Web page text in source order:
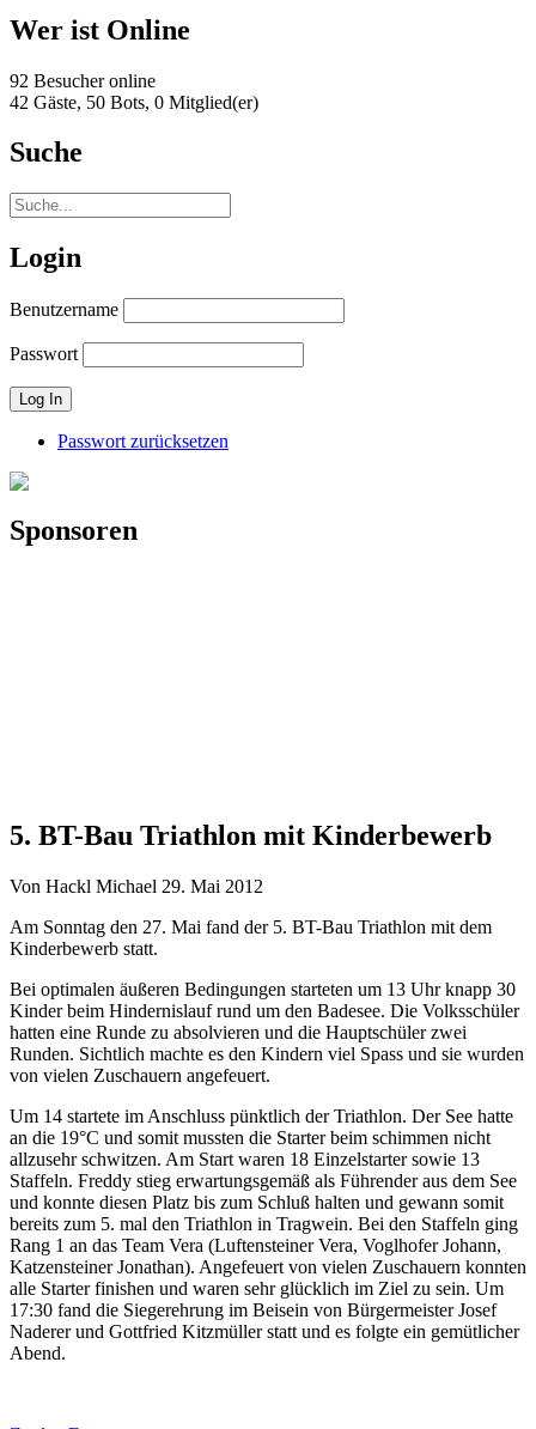
Wer ist Online
92 Besucher online
42 Gäste, 50 Bots, 0 Mitglied(er)
Suche
Login
Benutzername
Passwort
Passwort zurücksetzen
Sponsoren
5. BT-Bau Triathlon mit Kinderbewerb
Von Hackl Michael 29. Mai 2012
Am Sonntag den 27. Mai fand der 5. BT-Bau Triathlon mit dem
Kinderbewerb statt.
Bei optimalen äußeren Bedingungen starteten um 13 Uhr knapp 30
Kinder beim Hindernislauf rund um den Badesee. Die Volksschüler
hatten eine Runde zu absolvieren und die Hauptschüler zwei
Runden. Sichtlich machte es den Kindern viel Spass und sie wurden
von vielen Zuschauern angefeuert.
Um 14 startete im Anschluss pünktlich der Triathlon. Der See hatte
an die 19°C und somit mussten die Starter beim schimmen nicht
allzusehr schwitzen. Am Start waren 18 Einzelstarter sowie 13
Staffeln. Freddy stieg erwartungsgemäß als Führender aus dem See
und konnte diesen Platz bis zum Schluß halten und gewann somit
bereits zum 5. mal den Triathlon in Tragwein. Bei den Staffeln ging
Rang 1 an das Team Vera (Luftensteiner Vera, Voglhofer Johann,
Katzensteiner Jonathan). Angefeuert von vielen Zuschauern konnten
alle Starter finishen und waren sehr glücklich im Ziel zu sein. Um
17:30 fand die Siegerehrung im Beisein von Bürgermeister Josef
Naderer und Gottfried Kitzmüller statt und es folgte ein gemütlicher
Abend.